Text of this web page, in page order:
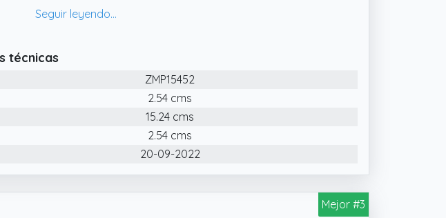
para el uso diario en todas las edades, incluso en bocas
técnicas
ZMP15452
2.54 cms
15.24 cms
2.54 cms
20-09-2022
Mejor #3